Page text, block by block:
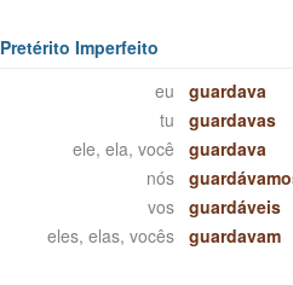
Pretérito Imperfeito
eu
guardava
tu
guardavas
ele, ela, você
guardava
nós
vos
guardáveis
eles, elas, vocês
guardavam